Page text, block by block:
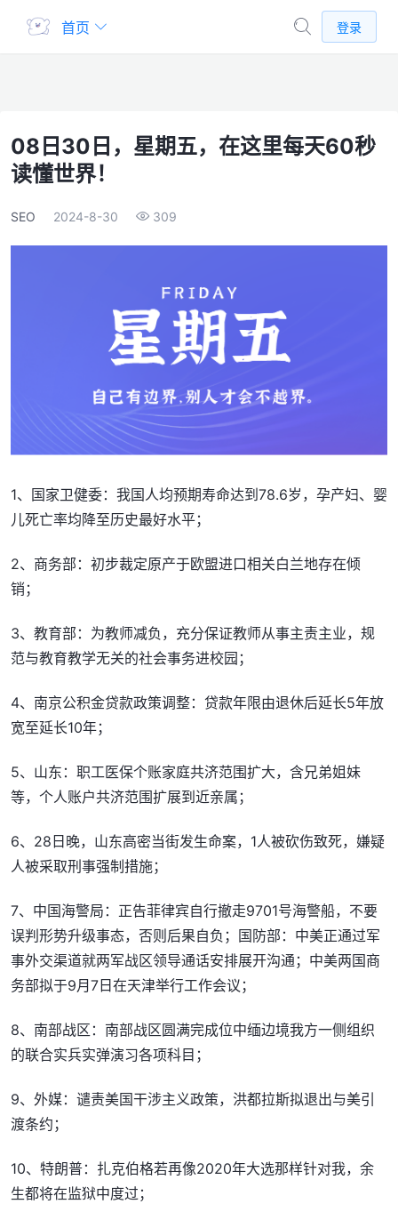
首页 登录
08日30日，星期五，在这里每天60秒
读懂世界！
SEO 2024-8-30 309
1、国家卫健委：我国人均预期寿命达到78.6岁，孕产妇、婴
儿死亡率均降至历史最好水平；
2、商务部：初步裁定原产于欧盟进口相关白兰地存在倾
销；
3、教育部：为教师减负，充分保证教师从事主责主业，规
范与教育教学无关的社会事务进校园；
4、南京公积金贷款政策调整：贷款年限由退休后延长5年放
宽至延长10年；
5、山东：职工医保个账家庭共济范围扩大，含兄弟姐妹
等，个人账户共济范围扩展到近亲属；
6、28日晚，山东高密当街发生命案，1人被砍伤致死，嫌疑
人被采取刑事强制措施；
7、中国海警局：正告菲律宾自行撤走9701号海警船，不要
误判形势升级事态，否则后果自负；国防部：中美正通过军
事外交渠道就两军战区领导通话安排展开沟通；中美两国商
务部拟于9月7日在天津举行工作会议；
8、南部战区：南部战区圆满完成位中缅边境我方一侧组织
的联合实兵实弹演习各项科目；
9、外媒：谴责美国干涉主义政策，洪都拉斯拟退出与美引
渡条约；
10、特朗普：扎克伯格若再像2020年大选那样针对我，余
生都将在监狱中度过；